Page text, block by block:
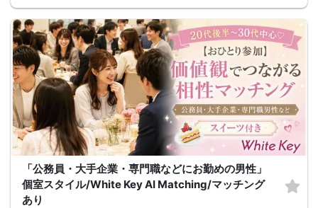
「公務員・大手企業・専門職などにお勤めの男性」
個室スタイル/White Key AI Matching/マッチング
あり